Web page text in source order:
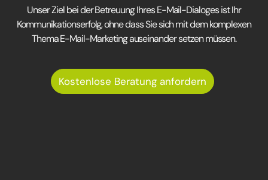
Unser Ziel bei der Betreuung Ihres E-Mail-Dialoges ist Ihr
Kommunikationserfolg, ohne dass Sie sich mit dem komplexen
Thema E-Mail-Marketing auseinander setzen müssen.
Kostenlose Beratung anfordern